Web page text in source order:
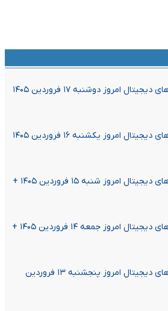
قیمت بیت کوین و ارز‌های دیجیتال امروز دوشنبه ۱۷ فروردین ۱۴۰۵
قیمت بیت کوین و ارز‌های دیجیتال امروز یکشنبه ۱۶ فروردین ۱۴۰۵
قیمت بیت کوین و ارز‌های دیجیتال امروز شنبه ۱۵ فروردین ۱۴۰۵ +
قیمت بیت کوین و ارز‌های دیجیتال امروز جمعه ۱۴ فروردین ۱۴۰۵ +
قیمت بیت کوین و ارز‌های دیجیتال امروز پنجشنبه ۱۳ فروردین